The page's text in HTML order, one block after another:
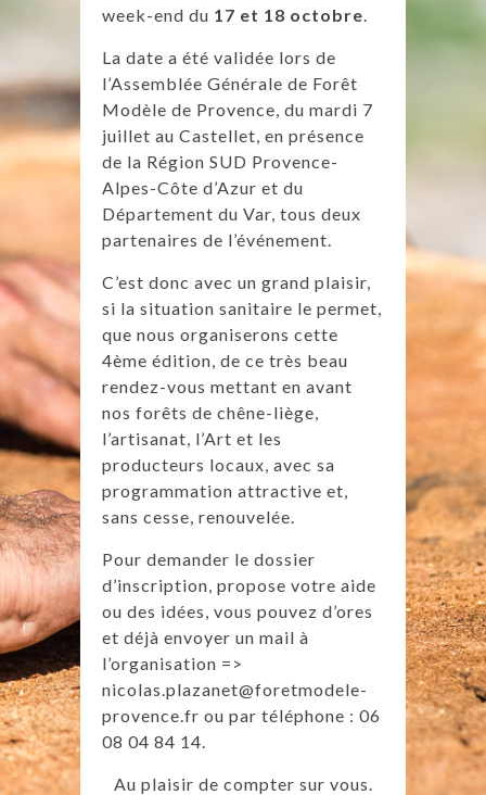
week-end du 17 et 18 octobre
La date a été validée lors de
l’Assemblée Générale de Forêt
Modèle de Provence, du mardi 7
juillet au Castellet, en présence
de la Région SUD Provence-
Alpes-Côte d’Azur et du
Département du Var, tous deux
partenaires de l’événement.
C’est donc avec un grand plaisir,
si la situation sanitaire le permet,
que nous organiserons cette
4ème édition, de ce très beau
rendez-vous mettant en avant
nos forêts de chêne-liège,
l’artisanat, l’Art et les
producteurs locaux, avec sa
programmation attractive et,
sans cesse, renouvelée.
Pour demander le dossier
d’inscription, propose votre aide
ou des idées, vous pouvez d’ores
et déjà envoyer un mail à
l’organisation =>
nicolas.plazanet@foretmodele-
provence.fr ou par téléphone : 06
08 04 84 14.
Au plaisir de compter sur vous.